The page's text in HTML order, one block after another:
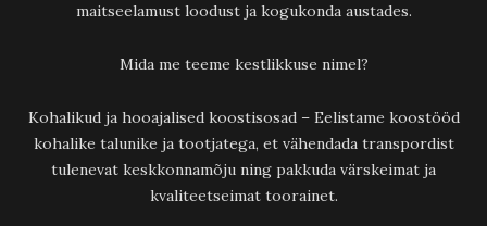
maitseelamust loodust ja kogukonda austades.
Mida me teeme kestlikkuse nimel?
Kohalikud ja hooajalised koostisosad – Eelistame koostööd
kohalike talunike ja tootjatega, et vähendada transpordist
tulenevat keskkonnamõju ning pakkuda värskeimat ja
kvaliteetseimat toorainet.